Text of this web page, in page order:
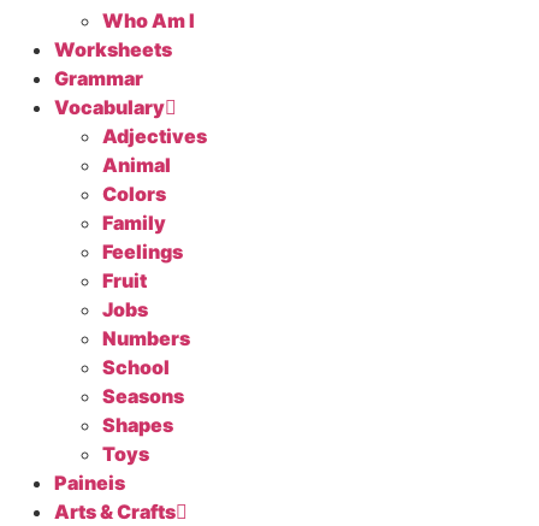
Who Am I
Worksheets
Grammar
Vocabulary
Adjectives
Animal
Colors
Family
Feelings
Fruit
Jobs
Numbers
School
Seasons
Shapes
Toys
Paineis
Arts & Crafts